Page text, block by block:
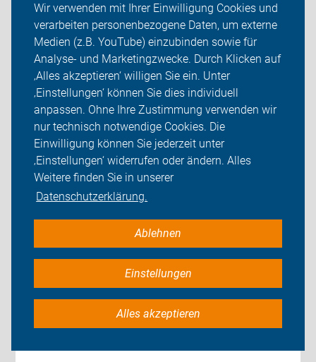
Wir verwenden mit Ihrer Einwilligung Cookies und
verarbeiten personenbezogene Daten, um externe
Medien (z.B. YouTube) einzubinden sowie für
Analyse- und Marketingzwecke. Durch Klicken auf
‚Alles akzeptieren‘ willigen Sie ein. Unter
‚Einstellungen‘ können Sie dies individuell
anpassen. Ohne Ihre Zustimmung verwenden wir
nur technisch notwendige Cookies. Die
Einwilligung können Sie jederzeit unter
‚Einstellungen‘ widerrufen oder ändern. Alles
Weitere finden Sie in unserer
Datenschutzerklärung.
Ablehnen
Einstellungen
Alles akzeptieren
Wo bekomme ich ein gutes Fahrrad?
Fahrräder werden in vielen Geschäften angeboten:
im Fahrradladen, im Bau- oder Supermarkt, im